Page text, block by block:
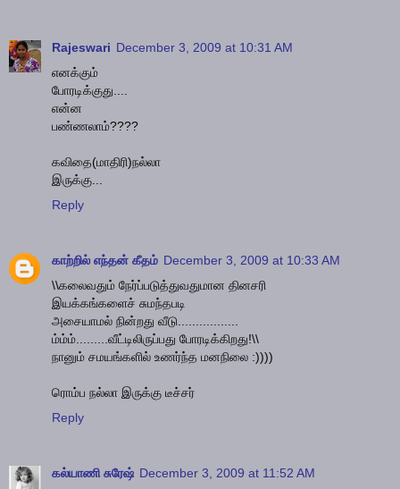
Rajeswari December 3, 2009 at 10:31 AM
எனக்கும்
போரடிக்குது....
என்ன
பண்ணலாம்????
கவிதை(மாதிரி)நல்லா
இருக்கு...
Reply
காற்றில் எந்தன் கீதம் December 3, 2009 at 10:33 AM
\\கலைவதும் நேர்ப்படுத்துவதுமான தினசரி
இயக்கங்களைச் சுமந்தபடி
அசையாமல் நின்றது வீடு.................
ம்ம்ம்.........வீட்டிலிருப்பது போரடிக்கிறது!\\
நானும் சமயங்களில் உணர்ந்த மனநிலை :))))
ரொம்ப நல்லா இருக்கு டீச்சர்
Reply
கல்யாணி சுரேஷ் December 3, 2009 at 11:52 AM